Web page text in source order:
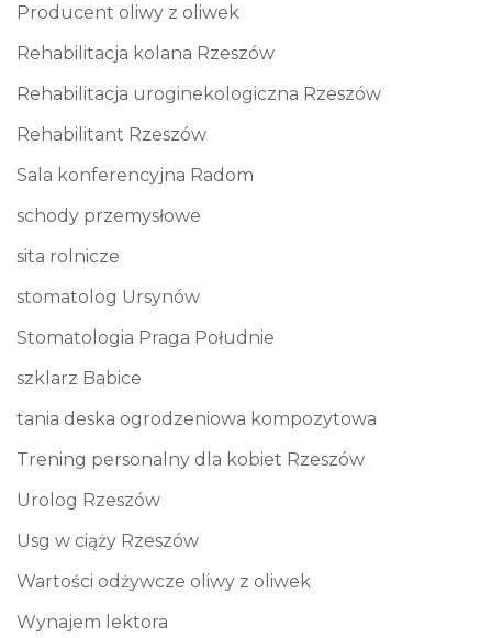
Producent oliwy z oliwek
Rehabilitacja kolana Rzeszów
Rehabilitacja uroginekologiczna Rzeszów
Rehabilitant Rzeszów
Sala konferencyjna Radom
schody przemysłowe
sita rolnicze
stomatolog Ursynów
Stomatologia Praga Południe
szklarz Babice
tania deska ogrodzeniowa kompozytowa
Trening personalny dla kobiet Rzeszów
Urolog Rzeszów
Usg w ciąży Rzeszów
Wartości odżywcze oliwy z oliwek
Wynajem lektora